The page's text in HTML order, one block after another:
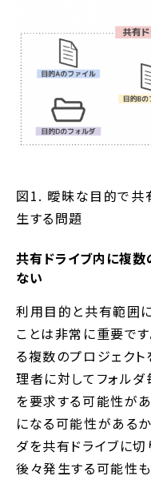
図1. 曖昧な目的で共
生する問題
共有ドライブ内に複数
ない
利用目的と共有範囲
ことは非常に重要で
る複数のプロジェク
理者に対してフォル
を要求する可能性が
になる可能性があるか
ダを共有ドライブに
後々発生する可能性も